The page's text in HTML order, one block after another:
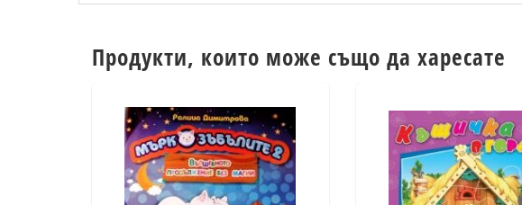
Продукти, които може също да харесате